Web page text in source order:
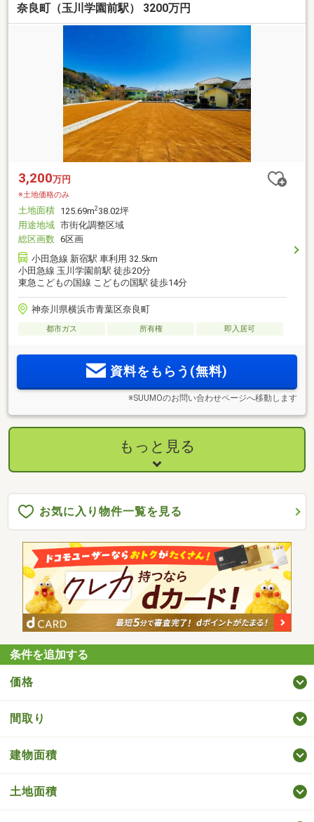
奈良町（玉川学園前駅） 3200万円
3,200万円
※土地価格のみ
土地面積 125.69m2 38.02坪
用途地域 市街化調整区域
総区画数 6区画
小田急線 新宿駅 車利用 32.5km
小田急線 玉川学園前駅 徒歩20分
東急こどもの国線 こどもの国駅 徒歩14分
神奈川県横浜市青葉区奈良町
都市ガス 所有権 即入居可
資料をもらう(無料)
※SUUMOのお問い合わせページへ移動します
もっと見る
お気に入り物件一覧を見る
条件を追加する
価格
間取り
建物面積
土地面積